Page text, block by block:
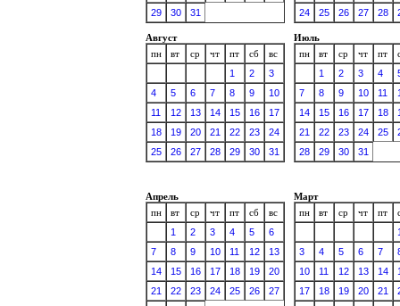
29
30 31
24
25 26 27 28
Август
пн
вт ср чт пт сб
вс
1
2
3
4
5 6 7 8 9
10
11
12 13 14 15 16
17
18
19 20 21 22 23
24
25
26 27 28 29 30 31
Июль
пн
вт ср чт пт
1
2 3 4
7
8 9 10 11
14
15 16 17 18
21
22 23 24 25
28
29 30 31
Апрель
пн
вт ср чт пт сб
вс
1
2 3 4 5
6
7
8 9 10 11 12
13
14
15 16 17 18 19
20
21
22 23 24 25 26
27
Март
пн
вт ср чт пт
3
4 5 6 7
10
11 12 13 14
17
18 19 20 21